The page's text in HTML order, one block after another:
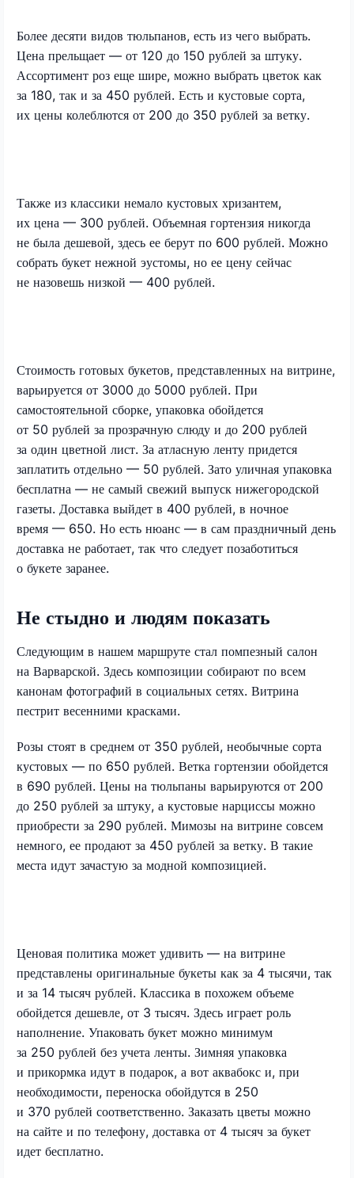
Более десяти видов тюльпанов, есть из чего выбрать.
Цена прельщает — от 120 до 150 рублей за штуку.
Ассортимент роз еще шире, можно выбрать цветок как
за 180, так и за 450 рублей. Есть и кустовые сорта,
их цены колеблются от 200 до 350 рублей за ветку.
Также из классики немало кустовых хризантем,
их цена — 300 рублей. Объемная гортензия никогда
не была дешевой, здесь ее берут по 600 рублей. Можно
собрать букет нежной эустомы, но ее цену сейчас
не назовешь низкой — 400 рублей.
Стоимость готовых букетов, представленных на витрине,
варьируется от 3000 до 5000 рублей. При
самостоятельной сборке, упаковка обойдется
от 50 рублей за прозрачную слюду и до 200 рублей
за один цветной лист. За атласную ленту придется
заплатить отдельно — 50 рублей. Зато уличная упаковка
бесплатна — не самый свежий выпуск нижегородской
газеты. Доставка выйдет в 400 рублей, в ночное
время — 650. Но есть нюанс — в сам праздничный день
доставка не работает, так что следует позаботиться
о букете заранее.
Не стыдно и людям показать
Следующим в нашем маршруте стал помпезный салон
на Варварской. Здесь композиции собирают по всем
канонам фотографий в социальных сетях. Витрина
пестрит весенними красками.
Розы стоят в среднем от 350 рублей, необычные сорта
кустовых — по 650 рублей. Ветка гортензии обойдется
в 690 рублей. Цены на тюльпаны варьируются от 200
до 250 рублей за штуку, а кустовые нарциссы можно
приобрести за 290 рублей. Мимозы на витрине совсем
немного, ее продают за 450 рублей за ветку. В такие
места идут зачастую за модной композицией.
Ценовая политика может удивить — на витрине
представлены оригинальные букеты как за 4 тысячи, так
и за 14 тысяч рублей. Классика в похожем объеме
обойдется дешевле, от 3 тысяч. Здесь играет роль
наполнение. Упаковать букет можно минимум
за 250 рублей без учета ленты. Зимняя упаковка
и прикормка идут в подарок, а вот аквабокс и, при
необходимости, переноска обойдутся в 250
и 370 рублей соответственно. Заказать цветы можно
на сайте и по телефону, доставка от 4 тысяч за букет
идет бесплатно.